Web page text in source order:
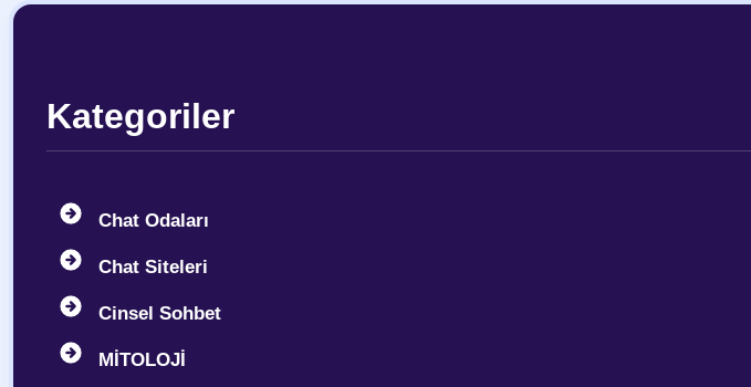
Kategoriler
Chat Odaları
Chat Siteleri
Cinsel Sohbet
MİTOLOJİ